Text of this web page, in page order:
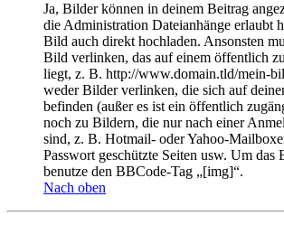
Ja, Bilder können in deinem Beitrag
die Administration Dateianhänge erlaubt
Bild auch direkt hochladen. Ansonsten
Bild verlinken, das auf einem öffentlich
liegt, z. B. http://www.domain.tld/mein-
weder Bilder verlinken, die sich auf
befinden (außer es ist ein öffentlich
noch zu Bildern, die nur nach einer
sind, z. B. Hotmail- oder Yahoo-
Passwort geschützte Seiten usw. Um das
benutze den BBCode-Tag „[img]“.
Nach oben